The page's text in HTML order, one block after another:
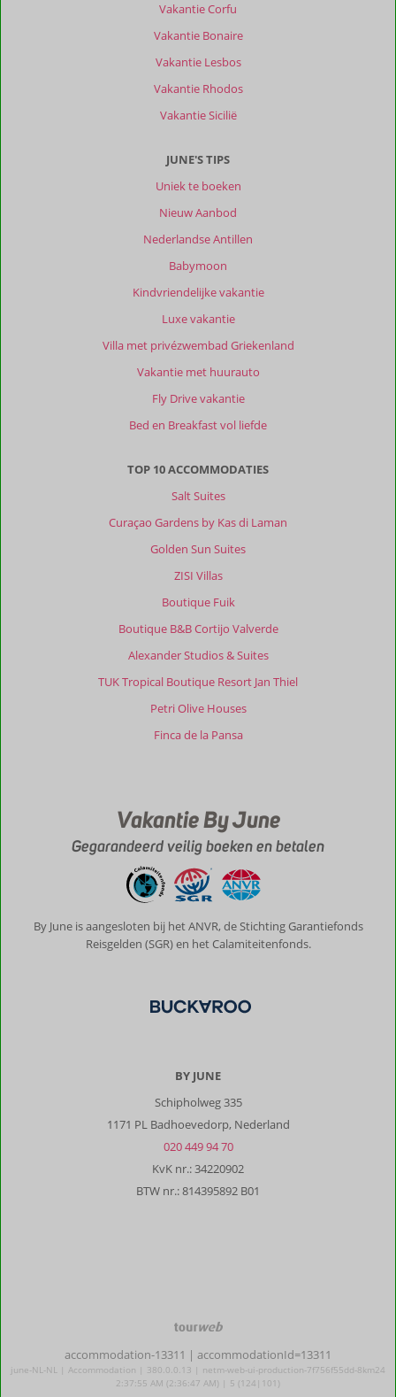
Vakantie Corfu
Vakantie Bonaire
Vakantie Lesbos
Vakantie Rhodos
Vakantie Sicilië
JUNE'S TIPS
Uniek te boeken
Nieuw Aanbod
Nederlandse Antillen
Babymoon
Kindvriendelijke vakantie
Luxe vakantie
Villa met privézwembad Griekenland
Vakantie met huurauto
Fly Drive vakantie
Bed en Breakfast vol liefde
TOP 10 ACCOMMODATIES
Salt Suites
Curaçao Gardens by Kas di Laman
Golden Sun Suites
ZISI Villas
Boutique Fuik
Boutique B&B Cortijo Valverde
Alexander Studios & Suites
TUK Tropical Boutique Resort Jan Thiel
Petri Olive Houses
Finca de la Pansa
Vakantie By June
Gegarandeerd veilig boeken en betalen
By June is aangesloten bij het ANVR, de Stichting Garantiefonds
Reisgelden (SGR) en het Calamiteitenfonds.
BY JUNE
Schipholweg 335
1171 PL Badhoevedorp, Nederland
020 449 94 70
KvK nr.: 34220902
BTW nr.: 814395892 B01
TourWeb
NetMatch
accommodation-13311 | accommodationId=13311
june-NL-NL | Accommodation | 380.0.0.13 | netm-web-ui-production-7f756f55dd-8km24
2:37:55 AM (2:36:47 AM) | 5 (124|101)